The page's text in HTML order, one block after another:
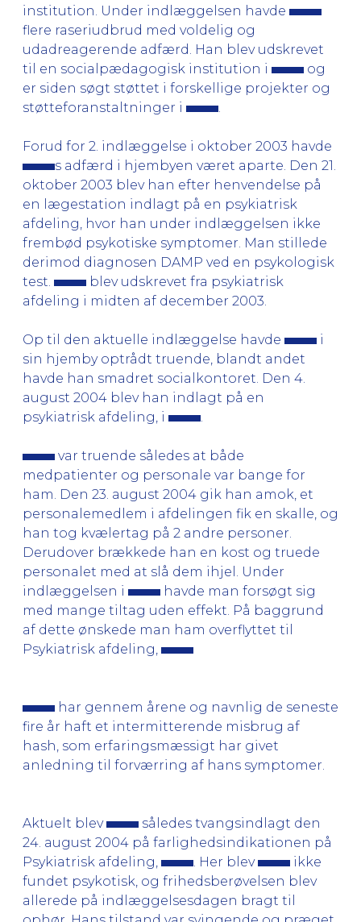
institution. Under indlæggelsen havde
flere raseriudbrud med voldelig og
udadreagerende adfærd. Han blev udskrevet
til en socialpædagogisk institution i
og
er siden søgt støttet i forskellige projekter og
støtteforanstaltninger i
Forud for 2. indlæggelse i oktober 2003 havde
s adfærd i hjembyen været aparte. Den 21.
oktober 2003 blev han efter henvendelse på
en lægestation indlagt på en psykiatrisk
afdeling, hvor han under indlæggelsen ikke
frembød psykotiske symptomer. Man stillede
derimod diagnosen DAMP ved en psykologisk
test.
blev udskrevet fra psykiatrisk
afdeling i midten af december 2003.
Op til den aktuelle indlæggelse havde
i
sin hjemby optrådt truende, blandt andet
havde han smadret socialkontoret. Den 4.
august 2004 blev han indlagt på en
psykiatrisk afdeling, i
var truende således at både
medpatienter og personale var bange for
ham. Den 23. august 2004 gik han amok, et
personalemedlem i afdelingen fik en skalle, og
han tog kvælertag på 2 andre personer.
Derudover brækkede han en kost og truede
personalet med at slå dem ihjel. Under
indlæggelsen i
havde man forsøgt sig
med mange tiltag uden effekt. På baggrund
af dette ønskede man ham overflyttet til
Psykiatrisk afdeling,
har gennem årene og navnlig de seneste
fire år haft et intermitterende misbrug af
hash, som erfaringsmæssigt har givet
anledning til forværring af hans symptomer.
Aktuelt blev
således tvangsindlagt den
24. august 2004 på farlighedsindikationen på
Psykiatrisk afdeling,
. Her blev
ikke
fundet psykotisk, og frihedsberøvelsen blev
allerede på indlæggelsesdagen bragt til